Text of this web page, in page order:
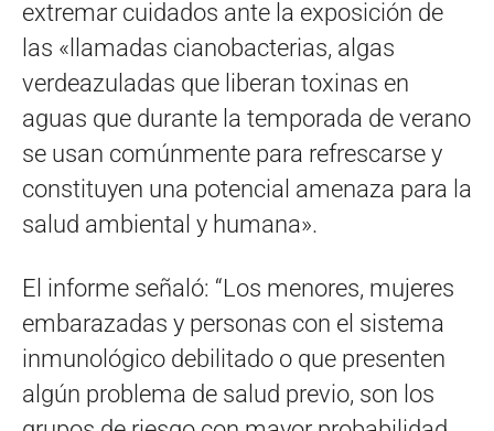
extremar cuidados ante la exposición de
las «llamadas cianobacterias, algas
verdeazuladas que liberan toxinas en
aguas que durante la temporada de verano
se usan comúnmente para refrescarse y
constituyen una potencial amenaza para la
salud ambiental y humana».
El informe señaló: “Los menores, mujeres
embarazadas y personas con el sistema
inmunológico debilitado o que presenten
algún problema de salud previo, son los